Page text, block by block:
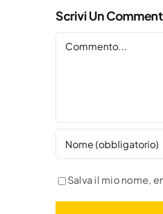
Scrivi Un
Commento
Salva il mio nome,